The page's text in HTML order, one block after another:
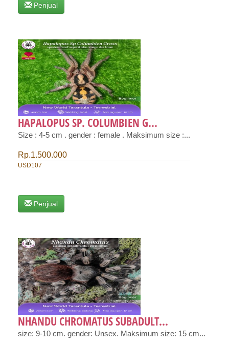
Penjual
HAPALOPUS SP. COLUMBIEN G...
Size : 4-5 cm . gender : female . Maksimum size :...
Rp.1.500.000
USD107
Penjual
NHANDU CHROMATUS SUBADULT...
size: 9-10 cm. gender: Unsex. Maksimum size: 15 cm...